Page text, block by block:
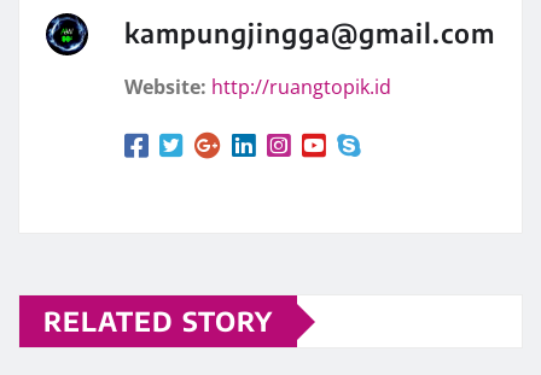
kampungjingga@gmail.com
Website: http://ruangtopik.id
RELATED STORY